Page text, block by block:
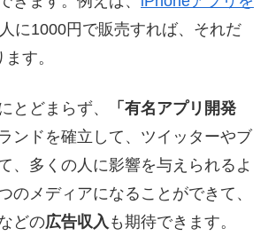
に1000円で販売すれば、それだ
す。
とどまらず、
「有名アプリ開発
ンドを確立して、ツイッターやブ
、多くの人に影響を与えられるよ
のメディアになることができて、
どの広告収入 も期待できます。